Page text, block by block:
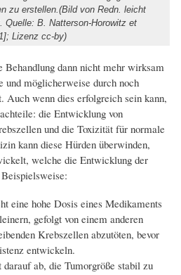
zu erstellen.(Bild von Redn. leicht
Quelle: B. Natterson-Horowitz et
Lizenz cc-by)
dann nicht mehr wirksam
und möglicherweise durch noch
Auch wenn dies erfolgreich sein kann,
die Entwicklung von
und die Toxizität für normale
kann diese Hürden überwinden,
welche die Entwicklung der
eine hohe Dosis eines Medikaments
gefolgt von einem anderen
Krebszellen abzutöten, bevor
entwickeln.
ab, die Tumorgröße stabil zu